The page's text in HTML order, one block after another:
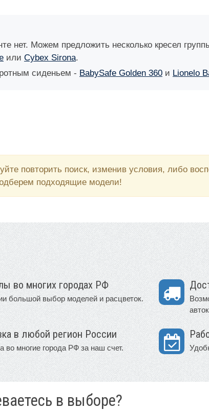
нет. Можем предложить несколько кресел
или Cybex Sirona.
сиденьем - BabySafe Golden 360 и Lionelo
повторить поиск, изменив условия, либо
подходящие модели!
во многих городах РФ
большой выбор моделей и расцветок.
в любой регион России
во многие города РФ за наш счет.
в выборе?